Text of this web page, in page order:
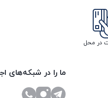
در محل
ما را در شبکه‌های